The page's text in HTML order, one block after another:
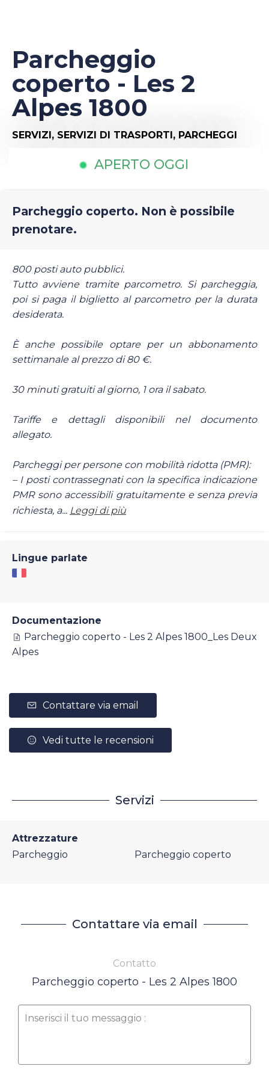
Parcheggio
coperto - Les 2
Alpes 1800
SERVIZI, SERVIZI DI TRASPORTI, PARCHEGGI
APERTO OGGI
Parcheggio coperto. Non è possibile
prenotare.
800 posti auto pubblici.
Tutto avviene tramite parcometro. Si parcheggia,
poi si paga il biglietto al parcometro per la durata
desiderata.
È anche possibile optare per un abbonamento
settimanale al prezzo di 80 €.
30 minuti gratuiti al giorno, 1 ora il sabato.
Tariffe e dettagli disponibili nel documento
allegato.
Parcheggi per persone con mobilità ridotta (PMR):
– I posti contrassegnati con la specifica indicazione
PMR sono accessibili gratuitamente e senza previa
richiesta, a... Leggi di più
Lingue parlate
Documentazione
Parcheggio coperto - Les 2 Alpes 1800_Les Deux
Alpes
Contattare via email
Vedi tutte le recensioni
Servizi
Attrezzature
Parcheggio
Parcheggio coperto
Contattare via email
Contatto
Parcheggio coperto - Les 2 Alpes 1800